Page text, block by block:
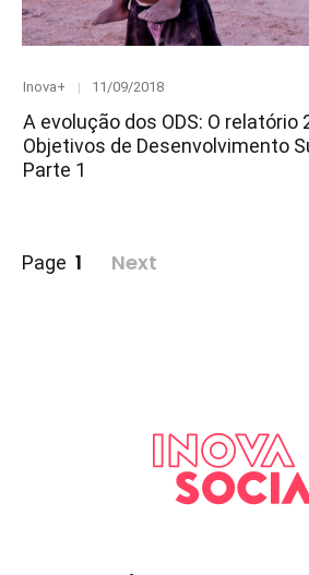
Category
Inova+
Posted
11/09/2018
A evolução dos ODS: O relatório
Objetivos de Desenvolvimento
Parte 1
Paginação
Page 1 Next